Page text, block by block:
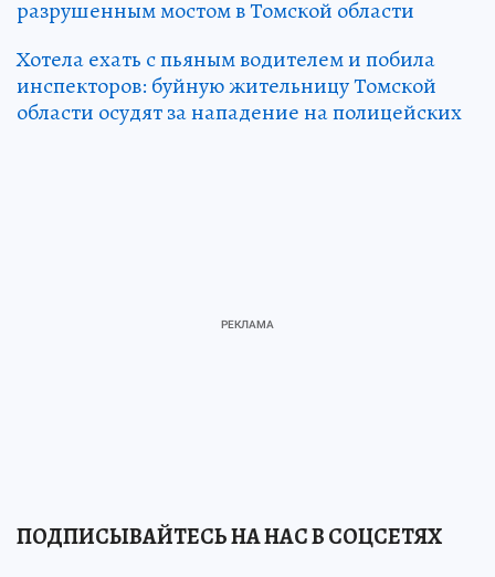
разрушенным мостом в Томской области
Хотела ехать с пьяным водителем и побила
инспекторов: буйную жительницу Томской
области осудят за нападение на полицейских
ПОДПИСЫВАЙТЕСЬ НА НАС В СОЦСЕТЯХ